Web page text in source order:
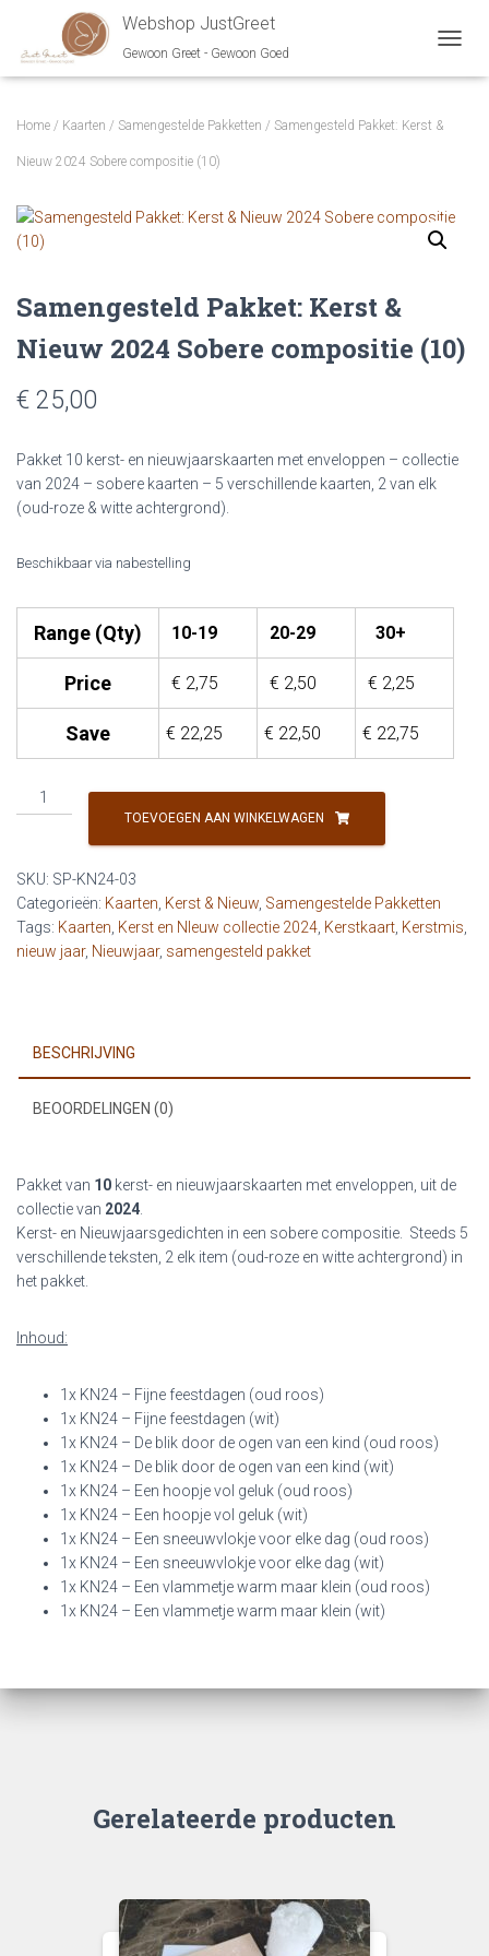
Webshop JustGreet
Gewoon Greet - Gewoon Goed
Home / Kaarten / Samengestelde Pakketten / Samengesteld Pakket: Kerst &
Nieuw 2024 Sobere compositie (10)
Samengesteld Pakket: Kerst &
Nieuw 2024 Sobere compositie (10)
€ 25,00
Pakket 10 kerst- en nieuwjaarskaarten met enveloppen – collectie
van 2024 – sobere kaarten – 5 verschillende kaarten, 2 van elk
(oud-roze & witte achtergrond).
Beschikbaar via nabestelling
Range (Qty) 10-19 20-29 30+
Price € 2,75 € 2,50 € 2,25
Save € 22,25 € 22,50 € 22,75
Samengesteld
Pakket:
Nieuw
2024
Sobere
compositie
TOEVOEGEN AAN WINKELWAGEN
SKU: SP-KN24-03
Categorieën: Kaarten Kerst & Nieuw Samengestelde Pakketten
Tags: Kaarten Kerst en NIeuw collectie 2024 Kerstkaart Kerstmis
nieuw jaar, Nieuwjaar, samengesteld pakket
BESCHRIJVING
BEOORDELINGEN (0)
Pakket van 10 kerst- en nieuwjaarskaarten met enveloppen, uit de
collectie van 2024
Kerst- en Nieuwjaarsgedichten in een sobere compositie. Steeds 5
verschillende teksten, 2 elk item (oud-roze en witte achtergrond) in
het pakket.
Inhoud:
1x KN24 – Fijne feestdagen (oud roos)
1x KN24 – Fijne feestdagen (wit)
1x KN24 – De blik door de ogen van een kind (oud roos)
1x KN24 – De blik door de ogen van een kind (wit)
1x KN24 – Een hoopje vol geluk (oud roos)
1x KN24 – Een hoopje vol geluk (wit)
1x KN24 – Een sneeuwvlokje voor elke dag (oud roos)
1x KN24 – Een sneeuwvlokje voor elke dag (wit)
1x KN24 – Een vlammetje warm maar klein (oud roos)
1x KN24 – Een vlammetje warm maar klein (wit)
Gerelateerde producten